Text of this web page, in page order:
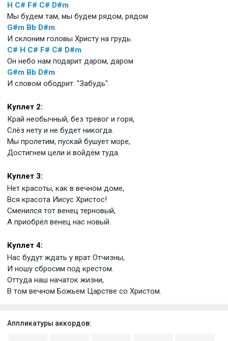
H C# F# C# D#m
Мы будем там, мы будем рядом, рядом
G#m Bb D#m
И склоним головы Христу на грудь.
C# H C# F# C# D#m
Он небо нам подарит даром, даром
G#m Bb D#m
И словом ободрит: "Забудь".
Куплет 2:
Край необычный, без тревог и горя,
Слёз нету и не будет никогда.
Мы пролетим, пускай бушует море,
Достигнем цели и войдём туда.
Куплет 3:
Нет красоты, как в вечном доме,
Вся красота Иисус Христос!
Сменился тот венец терновый,
А приобрёл венец нас новый.
Куплет 4:
Нас будут ждать у врат Отчизны,
И ношу сбросим под крестом.
Оттуда наш начаток жизни,
В том вечном Божьем Царстве со Христом.
Аппликатуры аккордов: